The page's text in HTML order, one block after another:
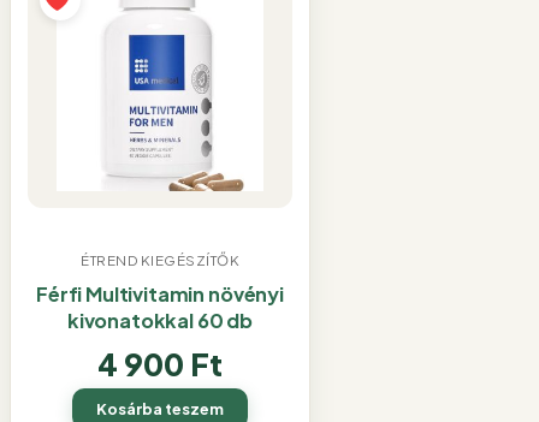
ÉTREND KIEGÉSZÍTŐK
Férfi Multivitamin növényi
kivonatokkal 60 db
4 900 Ft
Kosárba teszem